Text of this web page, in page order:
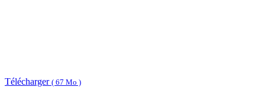
Télécharger ( 67 Mo )